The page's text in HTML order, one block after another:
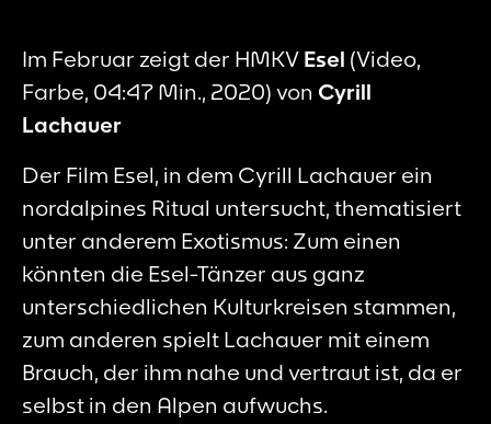
Im Februar zeigt der HMKV Esel (Video,
Farbe, 04:47 Min., 2020) von Cyrill
Lachauer
Der Film Esel, in dem Cyrill Lachauer ein
nordalpines Ritual untersucht, thematisiert
unter anderem Exotismus: Zum einen
könnten die Esel-Tänzer aus ganz
unterschiedlichen Kulturkreisen stammen,
zum anderen spielt Lachauer mit einem
Brauch, der ihm nahe und vertraut ist, da er
selbst in den Alpen aufwuchs.